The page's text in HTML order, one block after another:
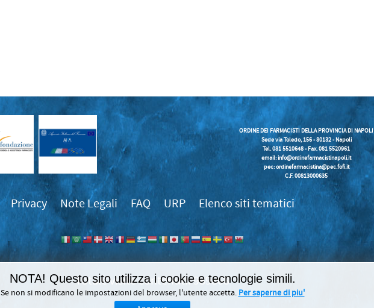
ORDINE DEI FARMACISTI DELLA PROVINCIA DI NAPOLI
Sede via Toledo, 156 - 80132 - Napoli
Tel. 081 5510648 - Fax. 081 5520961
email:info@ordinefarmacistinapoli.it
pec: ordinefarmacistina@pec.fofi.it
C.F. 00813000635
Privacy Note Legali FAQ URP Elenco siti tematici
989868
NOTA! Questo sito utilizza i cookie e tecnologie simili.
Se non si modificano le impostazioni del browser, l'utente accetta. Per saperne di piu'